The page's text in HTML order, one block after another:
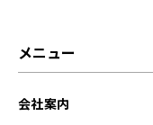
メニュー
会社案内